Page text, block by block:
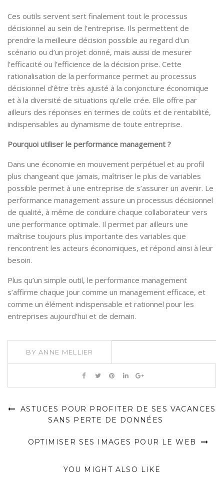
Ces outils servent sert finalement tout le processus
décisionnel au sein de l’entreprise. Ils permettent de
prendre la meilleure décision possible au regard d’un
scénario ou d’un projet donné, mais aussi de mesurer
l’efficacité ou l’efficience de la décision prise. Cette
rationalisation de la performance permet au processus
décisionnel d’être très ajusté à la conjoncture économique
et à la diversité de situations qu’elle crée. Elle offre par
ailleurs des réponses en termes de coûts et de rentabilité,
indispensables au dynamisme de toute entreprise.
Pourquoi utiliser le performance management ?
Dans une économie en mouvement perpétuel et au profil
plus changeant que jamais, maîtriser le plus de variables
possible permet à une entreprise de s’assurer un avenir. Le
performance management assure un processus décisionnel
de qualité, à même de conduire chaque collaborateur vers
une performance optimale. Il permet par ailleurs une
maîtrise toujours plus importante des variables que
rencontrent les acteurs économiques, et répond ainsi à leur
besoin.
Plus qu’un simple outil, le performance management
s’affirme chaque jour comme un management efficace, et
comme un élément indispensable et rationnel pour les
entreprises aujourd’hui et de demain.
BYANNE MELLIER
ASTUCES POUR PROFITER DE SES VACANCES
SANS PERTE DE DONNÉES
OPTIMISER SES IMAGES POUR LE WEB
YOU MIGHT ALSO LIKE